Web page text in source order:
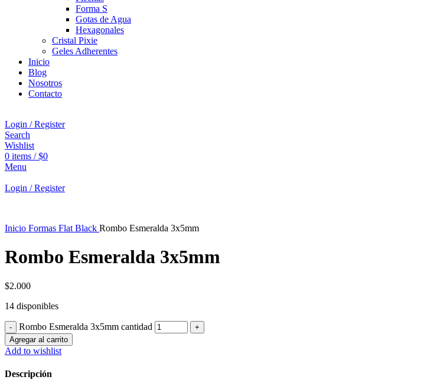
Forma S
Gotas de Agua
Hexagonales
Cristal Pixie
Geles Adherentes
Inicio
Blog
Nosotros
Contacto
Login / Register
Search
Wishlist
0 items / $0
Menu
Login / Register
Inicio Formas Flat Black Rombo Esmeralda 3x5mm
Rombo Esmeralda 3x5mm
$2.000
14 disponibles
Rombo Esmeralda 3x5mm cantidad
Agregar al carrito
Add to wishlist
Descripción